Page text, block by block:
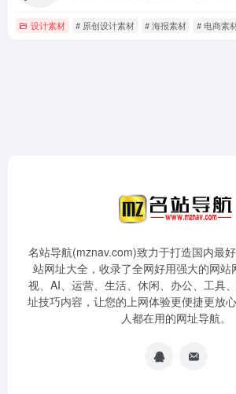
设计素材 # 原创设计素材 # 海报素材 # 电商素
名站导航(mznav.com)致力于打造国内最
站网址大全，收录了全网好用强大的网站
视、AI、运营、生活、休闲、办公、工具
址技巧内容，让您的上网体验更便捷更放
人都在用的网址导航。